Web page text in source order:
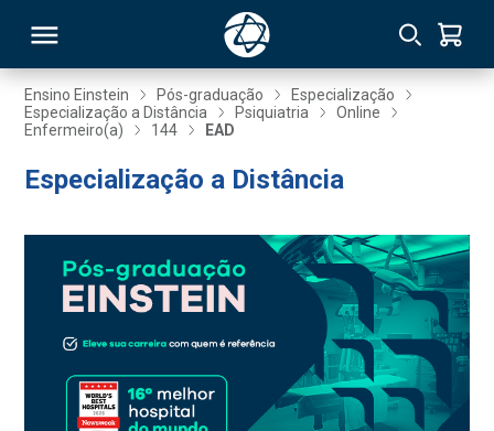
Ensino Einstein Pós-graduação
Especialização
Especialização a Distância
Psiquiatria
Online
Enfermeiro(a)
144 EAD
Especialização a Distância